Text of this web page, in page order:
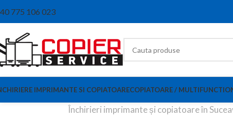
775 106 023
IMPRIMANTE SI COPIATOARECOPIATOARE /
Închirieri imprimante și copiatoare în